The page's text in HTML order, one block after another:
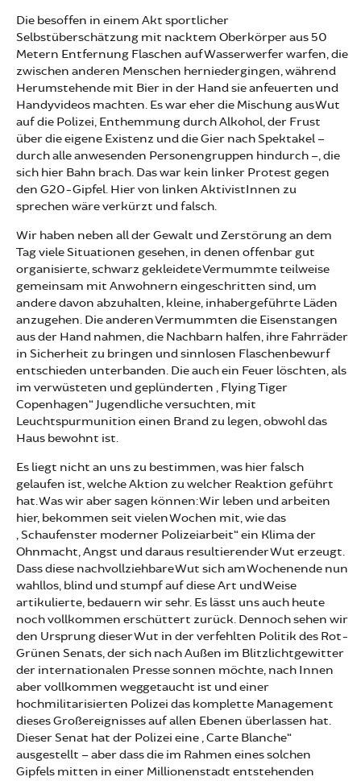
Die besoffen in einem Akt sportlicher
Selbstüberschätzung mit nacktem Oberkörper aus 50
Metern Entfernung Flaschen auf Wasserwerfer warfen, die
zwischen anderen Menschen herniedergingen, während
Herumstehende mit Bier in der Hand sie anfeuerten und
Handyvideos machten. Es war eher die Mischung aus Wut
auf die Polizei, Enthemmung durch Alkohol, der Frust
über die eigene Existenz und die Gier nach Spektakel –
durch alle anwesenden Personengruppen hindurch –, die
sich hier Bahn brach. Das war kein linker Protest gegen
den G20-Gipfel. Hier von linken AktivistInnen zu
sprechen wäre verkürzt und falsch.
Wir haben neben all der Gewalt und Zerstörung an dem
Tag viele Situationen gesehen, in denen offenbar gut
organisierte, schwarz gekleidete Vermummte teilweise
gemeinsam mit Anwohnern eingeschritten sind, um
andere davon abzuhalten, kleine, inhabergeführte Läden
anzugehen. Die anderen Vermummten die Eisenstangen
aus der Hand nahmen, die Nachbarn halfen, ihre Fahrräder
in Sicherheit zu bringen und sinnlosen Flaschenbewurf
entschieden unterbanden. Die auch ein Feuer löschten, als
im verwüsteten und geplünderten „Flying Tiger
Copenhagen“ Jugendliche versuchten, mit
Leuchtspurmunition einen Brand zu legen, obwohl das
Haus bewohnt ist.
Es liegt nicht an uns zu bestimmen, was hier falsch
gelaufen ist, welche Aktion zu welcher Reaktion geführt
hat. Was wir aber sagen können: Wir leben und arbeiten
hier, bekommen seit vielen Wochen mit, wie das
„Schaufenster moderner Polizeiarbeit“ ein Klima der
Ohnmacht, Angst und daraus resultierender Wut erzeugt.
Dass diese nachvollziehbare Wut sich am Wochenende nun
wahllos, blind und stumpf auf diese Art und Weise
artikulierte, bedauern wir sehr. Es lässt uns auch heute
noch vollkommen erschüttert zurück. Dennoch sehen wir
den Ursprung dieser Wut in der verfehlten Politik des Rot-
Grünen Senats, der sich nach Außen im Blitzlichtgewitter
der internationalen Presse sonnen möchte, nach Innen
aber vollkommen weggetaucht ist und einer
hochmilitarisierten Polizei das komplette Management
dieses Großereignisses auf allen Ebenen überlassen hat.
Dieser Senat hat der Polizei eine „Carte Blanche“
ausgestellt – aber dass die im Rahmen eines solchen
Gipfels mitten in einer Millionenstadt entstehenden